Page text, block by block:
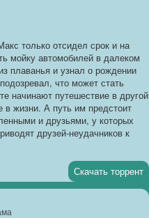
только отсидел срок и на
мойку автомобилей в далеком
плаванья и узнал о рождении
что может стать
начинают путешествие в другой
в жизни. А путь им предстоит
и друзьями, у которых
друзей-неудачников к
Скачать торрент